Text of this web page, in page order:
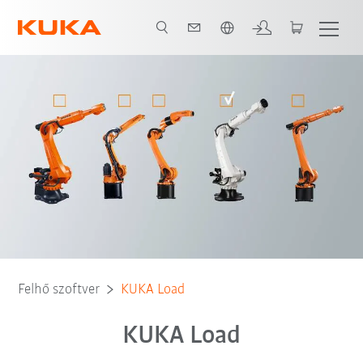
Funkciók Kapcsolat KUKA Load használata
Felhő szoftver KUKA Load
KUKA Load